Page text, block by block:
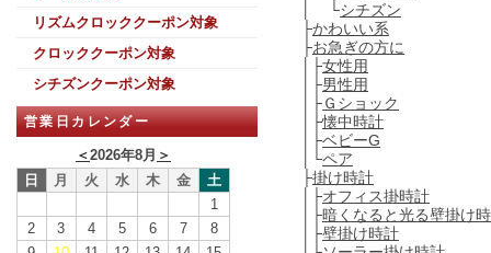
リズムクロッククーポン対象
クロッククーポン対象
シチズンクーポン対象
営業日カレンダー
＜2026年8月 ＞
日
月 火 水 木 金
土
1
2
3 4 5 6 7
8
│ └シチズン
├かわいい系
├お急ぎの方に
│├女性用
│├男性用
│├Ｇショック
│├懐中時計
│├ベビーG
│└ペア
├掛け時計
│├オフィス掛時計
│├暗くなると光る壁掛け
│├壁掛け時計